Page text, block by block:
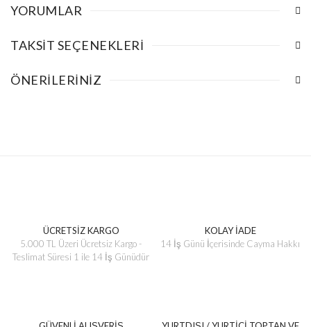
YORUMLAR
TAKSIT SEÇENEKLERI
ÖNERILERINIZ
ÜCRETSİZ KARGO
5.000 TL Üzeri Ücretsiz Kargo -
Teslimat Süresi 1 ile 14 İş Günüdür
KOLAY İADE
14 İş Günü İçerisinde Cayma Hakkı